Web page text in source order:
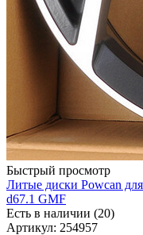
Быстрый просмотр
Литые диски Powcan
d67.1 GMF
Есть в наличии (20)
Артикул: 254957